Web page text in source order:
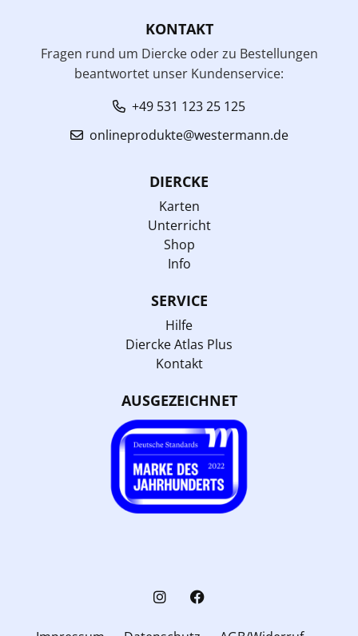
KONTAKT
Fragen rund um Diercke oder zu Bestellungen
beantwortet unser Kundenservice:
+49 531 123 25 125
onlineprodukte@westermann.de
DIERCKE
Karten
Unterricht
Shop
Info
SERVICE
Hilfe
Diercke Atlas Plus
Kontakt
AUSGEZEICHNET